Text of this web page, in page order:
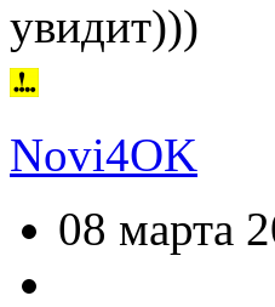
увидит)))
Novi4OK
08 марта